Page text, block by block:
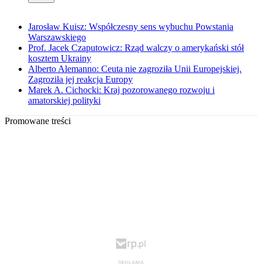
Jarosław Kuisz: Współczesny sens wybuchu Powstania
Warszawskiego
Prof. Jacek Czaputowicz: Rząd walczy o amerykański stół
kosztem Ukrainy
Alberto Alemanno: Ceuta nie zagroziła Unii Europejskiej.
Zagroziła jej reakcja Europy
Marek A. Cichocki: Kraj pozorowanego rozwoju i
amatorskiej polityki
Promowane treści